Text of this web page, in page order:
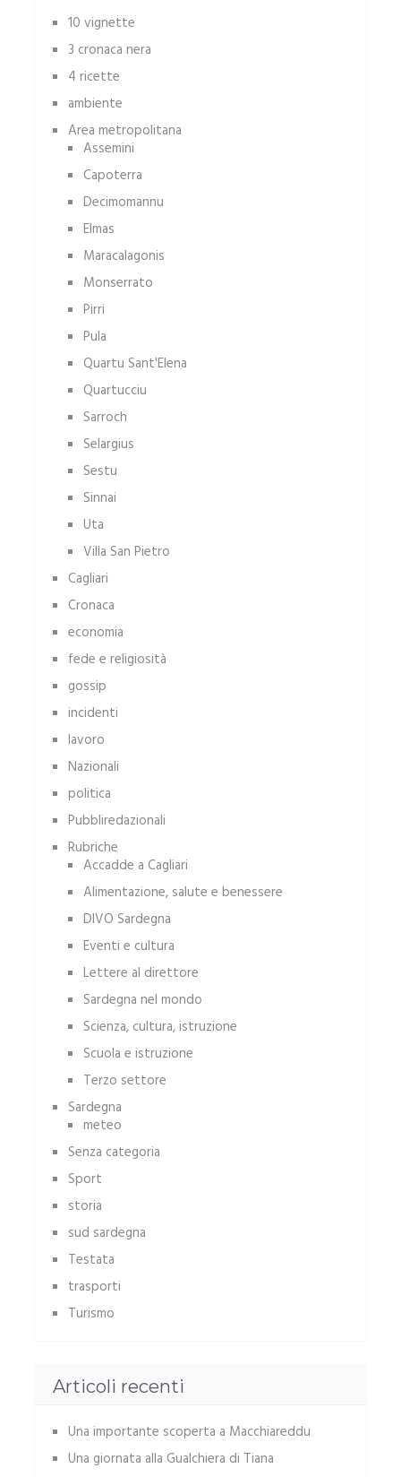
10 vignette
3 cronaca nera
4 ricette
ambiente
Area metropolitana
Assemini
Capoterra
Decimomannu
Elmas
Maracalagonis
Monserrato
Pirri
Pula
Quartu Sant'Elena
Quartucciu
Sarroch
Selargius
Sestu
Sinnai
Uta
Villa San Pietro
Cagliari
Cronaca
economia
fede e religiosità
gossip
incidenti
lavoro
Nazionali
politica
Pubbliredazionali
Rubriche
Accadde a Cagliari
Alimentazione, salute e benessere
DIVO Sardegna
Eventi e cultura
Lettere al direttore
Sardegna nel mondo
Scienza, cultura, istruzione
Scuola e istruzione
Terzo settore
Sardegna
meteo
Senza categoria
Sport
storia
sud sardegna
Testata
trasporti
Turismo
Articoli recenti
Una importante scoperta a Macchiareddu
Una giornata alla Gualchiera di Tiana